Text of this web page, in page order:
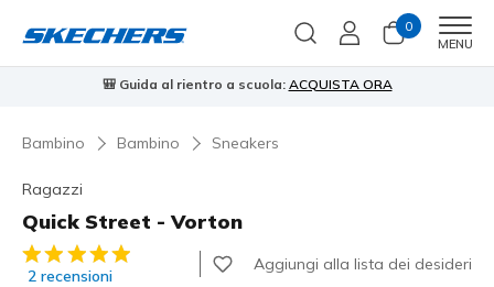
0
MENU
🎒 Guida al rientro a scuola: ACQUISTA ORA
Bambino Bambino Sneakers
Ragazzi
Quick Street - Vorton
Valutazione cliente 5 su 5
2 recensioni
Aggiungi alla lista dei desideri